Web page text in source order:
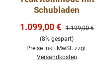
Maßen
Schubladen
Verkaufspreis:
1.099,00 € Regulärer
1.199,00 €
(8% gespart)
Preise inkl. MwSt. zzgl.
Versandkosten